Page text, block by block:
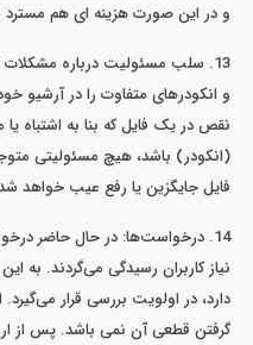
و در این صورت هزینه ای هم
13. سلب مسئولیت درباره
و انکودرهای متفاوت را در آرشیو
نقص در یک فایل که بنا به اشتباه
(انکودر) باشد، هیچ مسئولیتی
فایل جایگزین یا رفع عیب خواهد
14. درخواست‌ها: در حال حاضر
نیاز کاربران رسیدگی می‌گردند. به
دارد، در اولویت بررسی قرار
گرفتن قطعی آن نمی باشد. پس از